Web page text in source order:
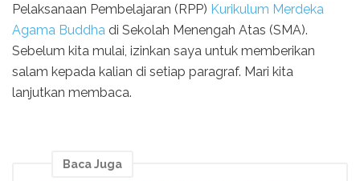
Pelaksanaan Pembelajaran (RPP) Kurikulum Merdeka
Agama Buddha di Sekolah Menengah Atas (SMA).
Sebelum kita mulai, izinkan saya untuk memberikan
salam kepada kalian di setiap paragraf. Mari kita
lanjutkan membaca.
Baca Juga